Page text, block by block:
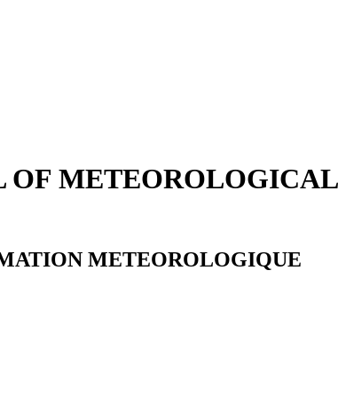
OF METEOROLOGICAL
METEOROLOGIQUE